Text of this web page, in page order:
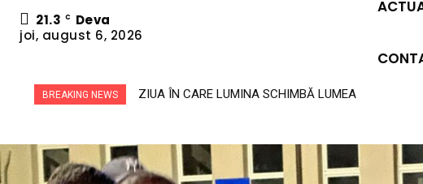
21.3 C
Deva
joi, august 6, 2026
BREAKING NEWS MISTERUL DE LA MĂGURA CĂLANULUI: NOAPTEA